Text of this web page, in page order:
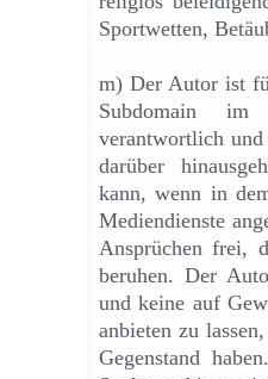
Sportwetten,
m) Der Autor ist
Subdomain im
verantwortlich
darüber
kann, wenn in
Mediendienste
Ansprüchen frei,
beruhen. Der
und keine auf
anbieten zu
Gegenstand